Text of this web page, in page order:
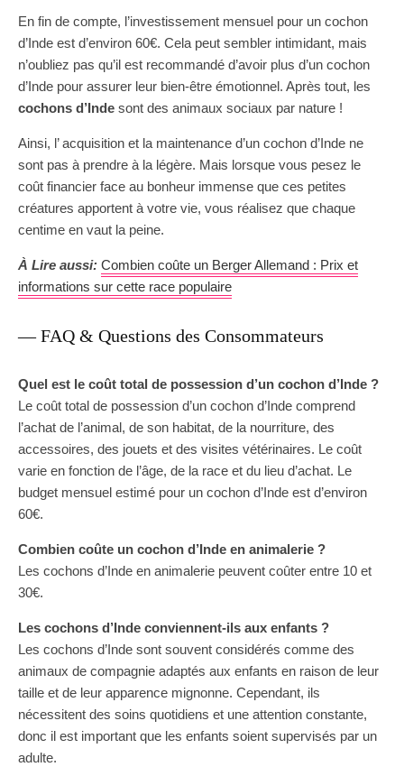
En fin de compte, l’investissement mensuel pour un cochon
d’Inde est d’environ 60€. Cela peut sembler intimidant, mais
n’oubliez pas qu’il est recommandé d’avoir plus d’un cochon
d’Inde pour assurer leur bien-être émotionnel. Après tout, les
cochons d’Inde sont des animaux sociaux par nature !
Ainsi, l’ acquisition et la maintenance d’un cochon d’Inde ne
sont pas à prendre à la légère. Mais lorsque vous pesez le
coût financier face au bonheur immense que ces petites
créatures apportent à votre vie, vous réalisez que chaque
centime en vaut la peine.
À Lire aussi: Combien coûte un Berger Allemand : Prix et
informations sur cette race populaire
— FAQ & Questions des Consommateurs
Quel est le coût total de possession d’un cochon d’Inde ?
Le coût total de possession d’un cochon d’Inde comprend
l’achat de l’animal, de son habitat, de la nourriture, des
accessoires, des jouets et des visites vétérinaires. Le coût
varie en fonction de l’âge, de la race et du lieu d’achat. Le
budget mensuel estimé pour un cochon d’Inde est d’environ
60€.
Combien coûte un cochon d’Inde en animalerie ?
Les cochons d’Inde en animalerie peuvent coûter entre 10 et
30€.
Les cochons d’Inde conviennent-ils aux enfants ?
Les cochons d’Inde sont souvent considérés comme des
animaux de compagnie adaptés aux enfants en raison de leur
taille et de leur apparence mignonne. Cependant, ils
nécessitent des soins quotidiens et une attention constante,
donc il est important que les enfants soient supervisés par un
adulte.